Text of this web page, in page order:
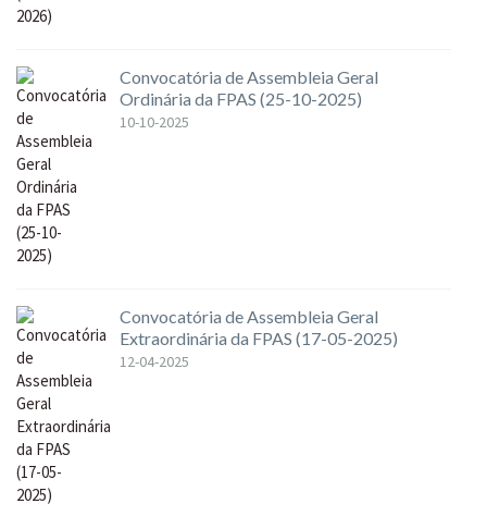
Convocatória de Assembleia Geral
Ordinária da FPAS (25-10-2025)
10-10-2025
Convocatória de Assembleia Geral
Extraordinária da FPAS (17-05-2025)
12-04-2025